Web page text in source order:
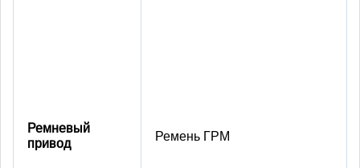
Ремневый
привод
Ремень ГРМ